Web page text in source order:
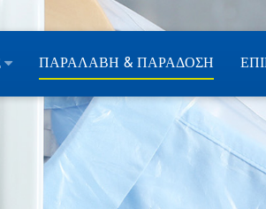
ΠΑΡΑΛΑΒΗ & ΠΑΡΑΔΟΣΗ